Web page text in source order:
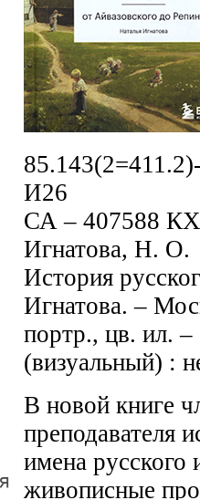
И26
СА – 407588 КХ
Игнатова, Н. О.
История
Игнатова. –
портр., цв. ил.
(визуальный) :
В новой книге
преподавателя
имена русского
живописные